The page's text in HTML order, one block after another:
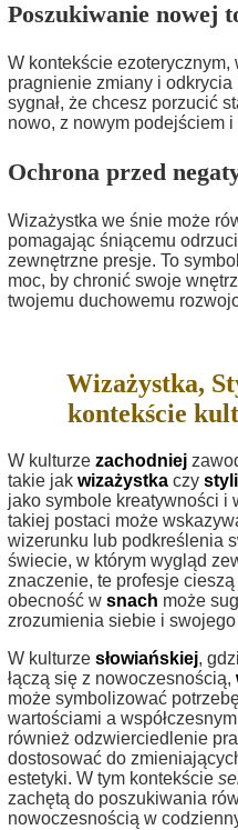
Poszukiwanie nowej
W kontekście
pragnienie zmiany i
sygnał, że chcesz porzucić
nowo, z nowym podejściem
Ochrona przed
Wizażystka we śnie może
pomagając śniącemu
zewnętrzne presje. To
moc, by chronić swoje
twojemu duchowemu
Wizażystka,
kontekście
W kulturze zachodniej
takie jak wizażystka czy
jako symbole kreatywności i
takiej postaci może
wizerunku lub podkreślenia
świecie, w którym wygląd
znaczenie, te profesje
obecność w snach może
zrozumienia siebie i
W kulturze słowiańskiej,
łączą się z nowoczesnością,
może symbolizować
wartościami a
również odzwierciedlenie
dostosować do
estetyki. W tym kontekście
zachętą do poszukiwania
nowoczesnością w